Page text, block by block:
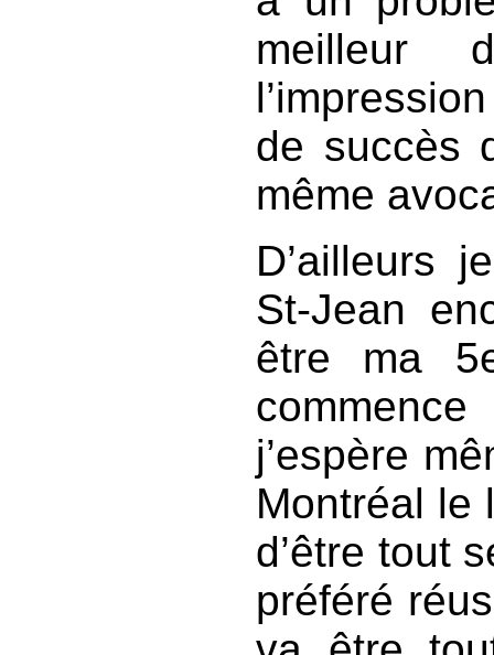
meilleur
de succès
même
D’ailleurs
St-Jean
être ma
j’espère
Montréal le
d’être tout
préféré